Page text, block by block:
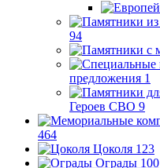
94
предложения 1
Героев СВО 9
464
Цоколя 123
Ограды 100